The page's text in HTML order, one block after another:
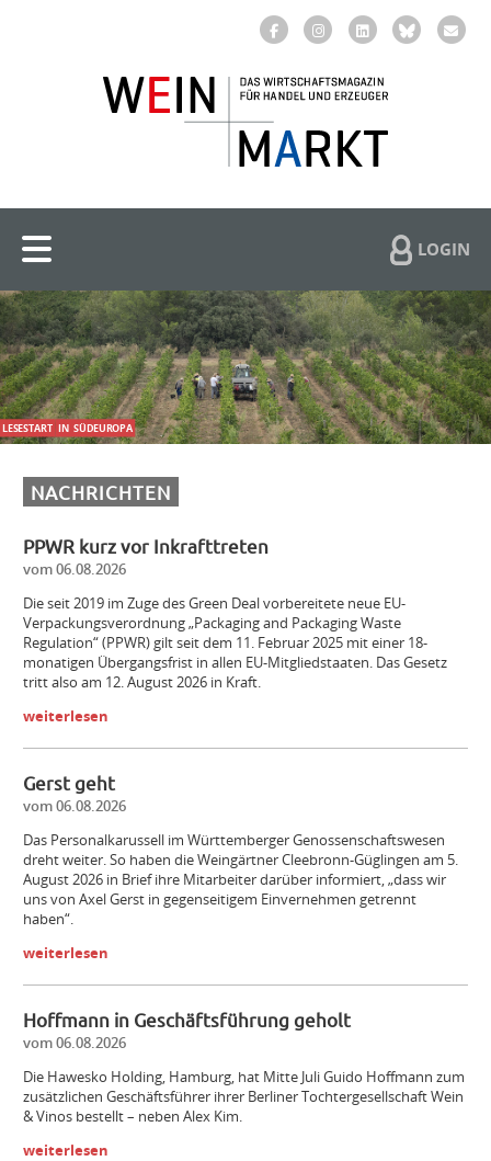
LOGIN
LESESTART IN SÜDEUROPA
NACHRICHTEN
PPWR kurz vor Inkrafttreten
vom 06.08.2026
Die seit 2019 im Zuge des Green Deal vorbereitete neue EU-
Verpackungsverordnung „Packaging and Packaging Waste
Regulation“ (PPWR) gilt seit dem 11. Februar 2025 mit einer 18-
monatigen Übergangsfrist in allen EU-Mitgliedstaaten. Das Gesetz
tritt also am 12. August 2026 in Kraft.
weiterlesen
Gerst geht
vom 06.08.2026
Das Personalkarussell im Württemberger Genossenschaftswesen
dreht weiter. So haben die Weingärtner Cleebronn-Güglingen am 5.
August 2026 in Brief ihre Mitarbeiter darüber informiert, „dass wir
uns von Axel Gerst in gegenseitigem Einvernehmen getrennt
haben“.
weiterlesen
Hoffmann in Geschäftsführung geholt
vom 06.08.2026
Die Hawesko Holding, Hamburg, hat Mitte Juli Guido Hoffmann zum
zusätzlichen Geschäftsführer ihrer Berliner Tochtergesellschaft Wein
& Vinos bestellt – neben Alex Kim.
weiterlesen